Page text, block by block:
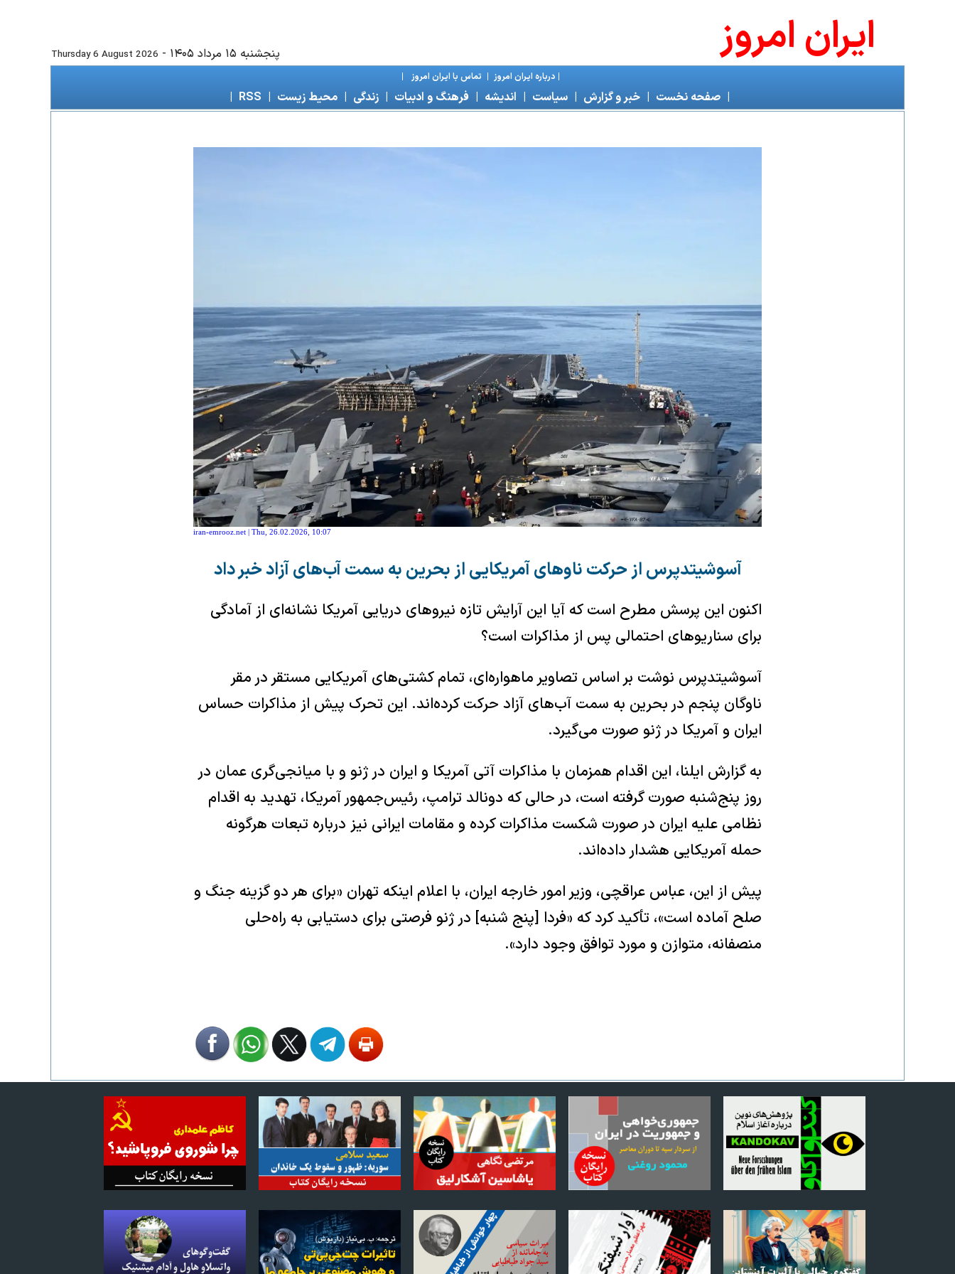
پنجشنبه ۱۵ مرداد ۱۴۰۵ -
Thursday 6 August 2026 ايران امروز
|درباره ايران امروز | تماس با ايران امروز |
|صفحه نخست |خبر و گزارش |سياست | انديشه | فرهنگ و ادبيات |زندگی |محیط زیست |
RSS
|
iran-emrooz.net | Thu, 26.02.2026, 10:07
آسوشیتدپرس از حرکت ناوهای آمریکایی از بحرین به سمت آب‌های آزاد خبر داد
اکنون این پرسش مطرح است که آیا این آرایش تازه نیروهای دریایی آمریکا نشانه‌ای از آمادگی
برای سناریوهای احتمالی پس از مذاکرات است؟
آسوشیتدپرس نوشت بر اساس تصاویر ماهواره‌ای، تمام کشتی‌های آمریکایی مستقر در مقر
ناوگان پنجم در بحرین به سمت آب‌های آزاد حرکت کرده‌اند. این تحرک پیش از مذاکرات حساس
ایران و آمریکا در ژنو صورت می‌گیرد.
به گزارش ایلنا، این اقدام همزمان با مذاکرات آتی آمریکا و ایران در ژنو و با میانجی‌گری عمان در
روز پنج‌شنبه صورت گرفته است، در حالی که دونالد ترامپ، رئیس‌جمهور آمریکا، تهدید به اقدام
نظامی علیه ایران در صورت شکست مذاکرات کرده و مقامات ایرانی نیز درباره تبعات هرگونه
حمله آمریکایی هشدار داده‌اند.
پیش از این، عباس عراقچی، وزیر امور خارجه ایران، با اعلام اینکه تهران «برای هر دو گزینه جنگ و
صلح آماده است»، تأکید کرد که «فردا [پنج شنبه] در ژنو فرصتی برای دستیابی به راه‌حلی
منصفانه، متوازن و مورد توافق وجود دارد».